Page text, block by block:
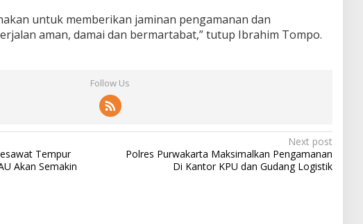
untuk memberikan jaminan pengamanan dan
aman, damai dan bermartabat,” tutup Ibrahim Tompo.
Follow Us
Tempur
Akan Semakin
Next post
Polres Purwakarta Maksimalkan Pengamanan
Di Kantor KPU dan Gudang Logistik